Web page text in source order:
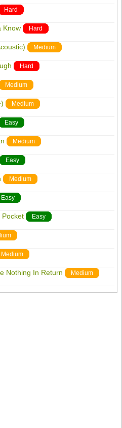
Hard
Know Hard
Medium
Hard
Medium
Medium
Easy
Medium
Easy
Medium
Easy
Pocket Easy
Medium
Nothing In Return Medium